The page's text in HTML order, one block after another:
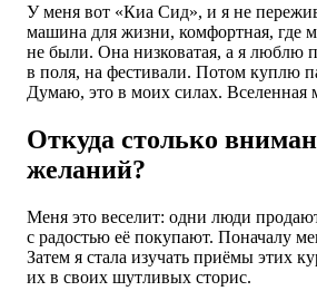
У меня вот «Киа Сид», и я не
машина для жизни, комфортная, где
не были. Она низковатая, а я люблю
в поля, на фестивали. Потом куплю
Думаю, это в моих силах. Вселенная
Откуда столько
желаний?
Меня это веселит: одни люди
с радостью её покупают. Поначалу
Затем я стала изучать приёмы этих
их в своих шутливых сторис.